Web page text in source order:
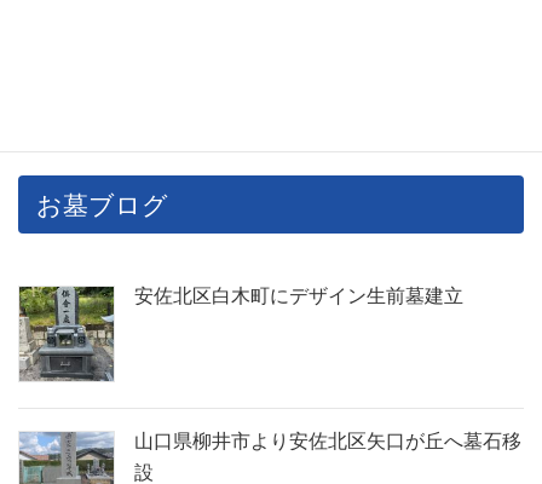
お墓ブログ
安佐北区白木町にデザイン生前墓建立
山口県柳井市より安佐北区矢口が丘へ墓石移
設